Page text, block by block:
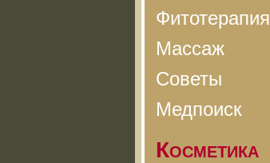
Фитотерапия
Массаж
Советы
Медпоиск
Косметика